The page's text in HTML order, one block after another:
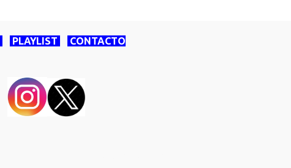
PLAYLIST CONTACTO